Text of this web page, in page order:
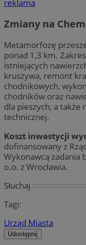
reklama
Zmiany na
Metamorfozę
ponad 1,3 km.
istniejących
kruszywa, remont
chodnikowych,
chodników oraz
dla pieszych, a
technicznej.
Koszt inwestycji
dofinansowany z
Wykonawcą zadania
o.o. z Wrocławia.
Słuchaj
Tagi:
Urząd Miasta
Udostępnij